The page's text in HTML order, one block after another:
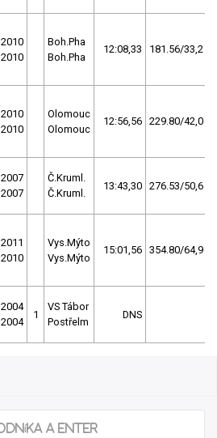
2010
2010
Boh.Pha
Boh.Pha
12:08,33 181.56/33,2
2010
2010
Olomouc
Olomouc
12:56,56 229.80/42,0
2007
2007
Č.Kruml.
Č.Kruml.
13:43,30 276.53/50,6
2011
2010
Vys.Mýto
Vys.Mýto
15:01,56 354.80/64,9
2004
2004
1
VS Tábor
Postřelm
DNS